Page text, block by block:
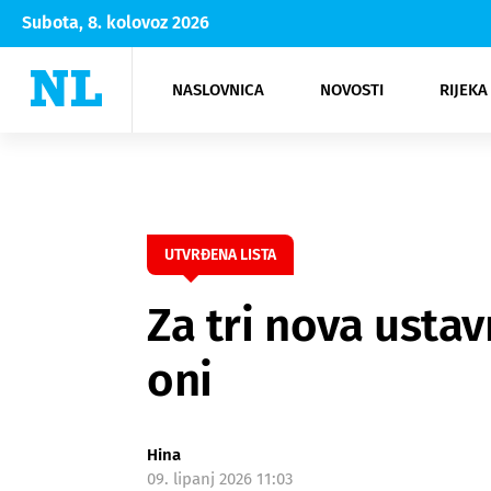
Subota, 8. kolovoz 2026
NASLOVNICA NOVOSTI
Rijeka Opatija
NK
Moda
Kultura
UTVRĐENA LISTA
Za tri nova
oni
Hina
09. lipanj 2026 11:03